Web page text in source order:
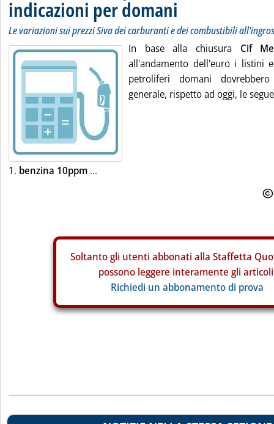
indicazioni per domani
Le variazioni sui prezzi Siva dei carburanti e dei combustibili
In base alla chiusura Cif
all'andamento dell'euro i listini
petroliferi domani
generale, rispetto ad oggi, le
1. benzina 10ppm ...
Soltanto gli utenti abbonati alla Staffetta
possono leggere interamente gli
Richiedi un abbonamento di prova